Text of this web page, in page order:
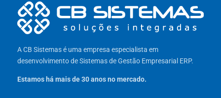
A CB Sistemas é uma empresa especialista em
desenvolvimento de Sistemas de Gestão Empresarial ERP.
Estamos há mais de 30 anos no mercado.